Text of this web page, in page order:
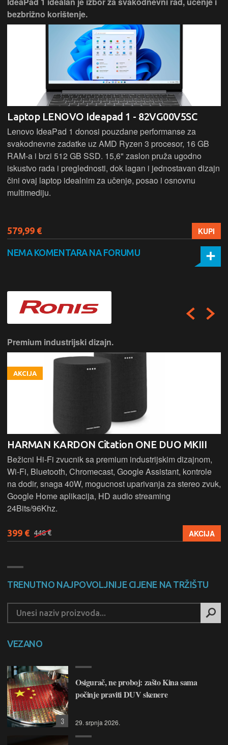
bezbrižno korištenje.
Laptop LENOVO Ideapad 1 - 82VG00V5SC
Lenovo IdeaPad 1 donosi pouzdane performanse za
svakodnevne zadatke uz AMD Ryzen 3 procesor, 16 GB
RAM-a i brzi 512 GB SSD. 15,6" zaslon pruža ugodno
iskustvo rada i preglednosti, dok lagan i jednostavan dizajn
čini ovaj laptop idealnim za učenje, posao i osnovnu
multimediju.
579,99 € KUPI
NEMA KOMENTARA NA FORUMU
Premium industrijski dizajn.
AKCIJA
HARMAN KARDON Citation ONE DUO MKIII
Bežicni Hi-Fi zvucnik sa premium industrijskim dizajnom,
Wi-Fi, Bluetooth, Chromecast, Google Assistant, kontrole
na dodir, snaga 40W, mogucnost uparivanja za stereo zvuk,
Google Home aplikacija, HD audio streaming
24Bits/96Khz.
399 € 448 € AKCIJA
TRENUTNO NAJPOVOLJNIJE CIJENE NA TRŽIŠTU
VEZANO
Osigurač, ne proboj: zašto Kina sama
počinje praviti DUV skenere
29. srpnja 2026.
3